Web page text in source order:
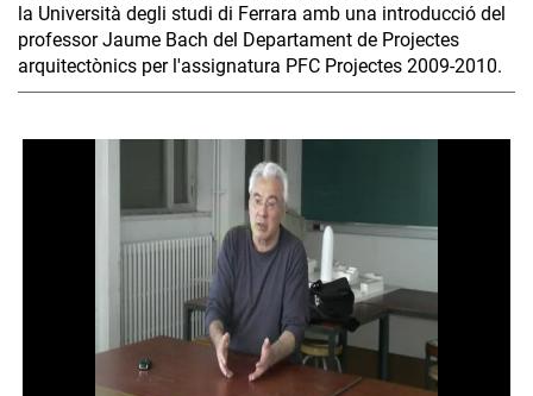
la Università degli studi di Ferrara amb una introducció del
professor Jaume Bach del Departament de Projectes
arquitectònics per l'assignatura PFC Projectes 2009-2010.